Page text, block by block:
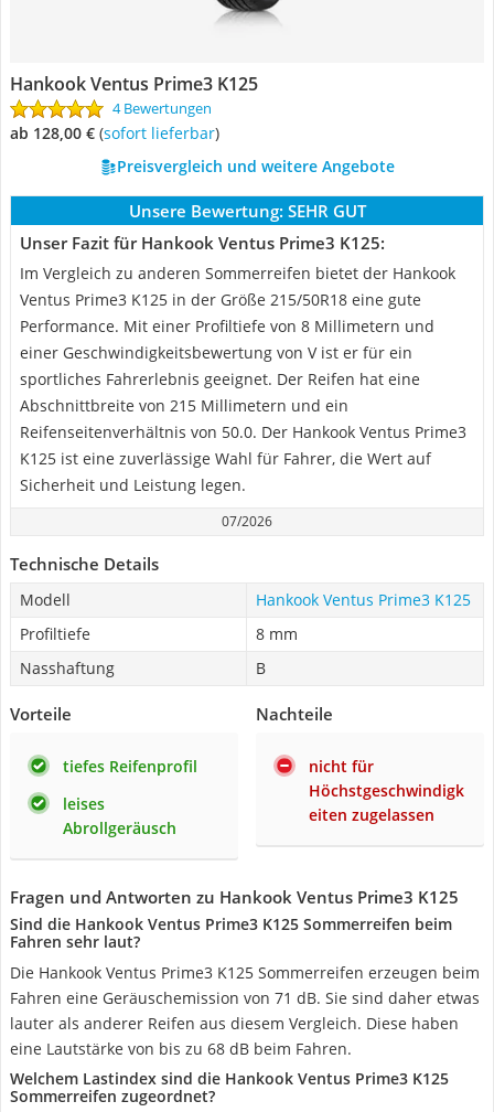
Hankook Ventus Prime3 K125
4 Bewertungen
ab 128,00 € ( Sofort lieferbar)
Preisvergleich und weitere Angebote
Unsere Bewertung: SEHR GUT
Unser Fazit für Hankook Ventus Prime3 K125:
Im Vergleich zu anderen Sommerreifen bietet der Hankook
Ventus Prime3 K125 in der Größe 215/50R18 eine gute
Performance. Mit einer Profiltiefe von 8 Millimetern und
einer Geschwindigkeitsbewertung von V ist er für ein
sportliches Fahrerlebnis geeignet. Der Reifen hat eine
Abschnittbreite von 215 Millimetern und ein
Reifenseitenverhältnis von 50.0. Der Hankook Ventus Prime3
K125 ist eine zuverlässige Wahl für Fahrer, die Wert auf
Sicherheit und Leistung legen.
07/2026
Technische Details
Modell
Hankook Ventus Prime3 K125
Profiltiefe
8 mm
Nasshaftung
B
Vorteile
tiefes Reifenprofil
leises
Abrollgeräusch
Nachteile
nicht für
Höchstgeschwindigk
eiten zugelassen
Fragen und Antworten zu Hankook Ventus Prime3 K125
Sind die Hankook Ventus Prime3 K125 Sommerreifen beim
Fahren sehr laut?
Die Hankook Ventus Prime3 K125 Sommerreifen erzeugen beim
Fahren eine Geräuschemission von 71 dB. Sie sind daher etwas
lauter als anderer Reifen aus diesem Vergleich. Diese haben
eine Lautstärke von bis zu 68 dB beim Fahren.
Welchem Lastindex sind die Hankook Ventus Prime3 K125
Sommerreifen zugeordnet?